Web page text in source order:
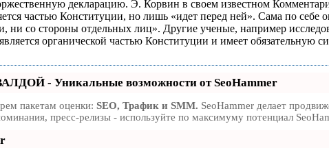
декларацию. Э. Корвин в своем известном
частью Конституции, но лишь «идет перед ней». Сама по себе
ни со стороны отдельных лиц». Другие ученые, например
органической частью Конституции и имеет обязательную
- Уникальные возможности от SeoHammer
пакетам оценки: SEO, Трафик и SMM. SeoHammer делает
пресс-релизы - используйте по максимуму потенциал